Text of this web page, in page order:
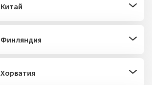
Китай
Финляндия
Хорватия